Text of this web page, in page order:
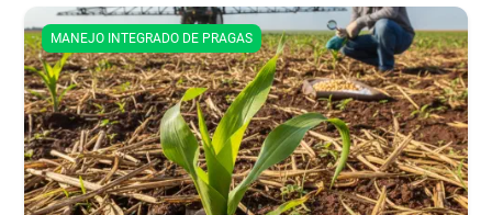
MANEJO INTEGRADO DE PRAGAS